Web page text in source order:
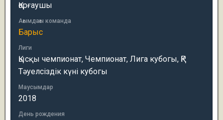
Қорғаушы
Ағымдағы команда
Барыс
Лиги
Қысқы чемпионат, Чемпионат, Лига кубогы, ҚР
Тәуелсіздік күні кубогы
Маусымдар
2018
День рождения